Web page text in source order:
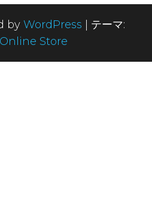
by WordPress
テーマ:
Store